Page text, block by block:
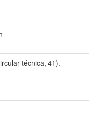
técnica, 41).